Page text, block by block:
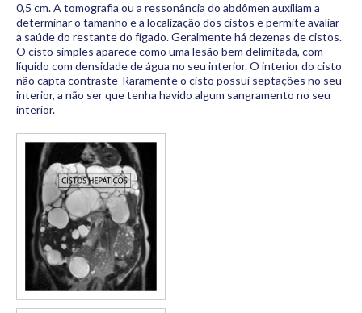
0,5 cm. A tomografia ou a ressonância do abdômen auxiliam a
determinar o tamanho e a localização dos cistos e permite avaliar
a saúde do restante do fígado. Geralmente há dezenas de cistos.
O cisto simples aparece como uma lesão bem delimitada, com
líquido com densidade de água no seu interior. O interior do cisto
não capta contraste-Raramente o cisto possui septações no seu
interior, a não ser que tenha havido algum sangramento no seu
interior.